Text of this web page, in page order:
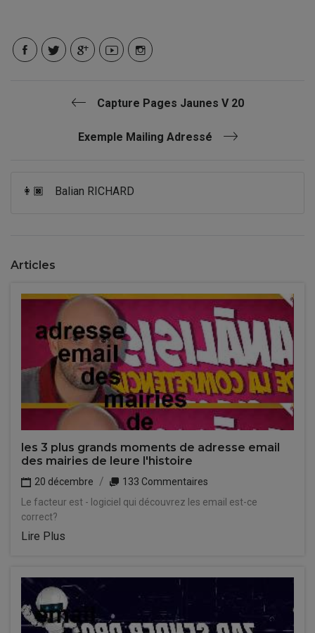
Capture Pages Jaunes V 20
Exemple Mailing Adressé
👩🏿 Balian RICHARD
Articles
les 3 plus grands moments de adresse email
des mairies de leure l'histoire
20 décembre
133 Commentaires
Le facteur est - logiciel qui découvrez les email est-ce
correct?
Lire Plus